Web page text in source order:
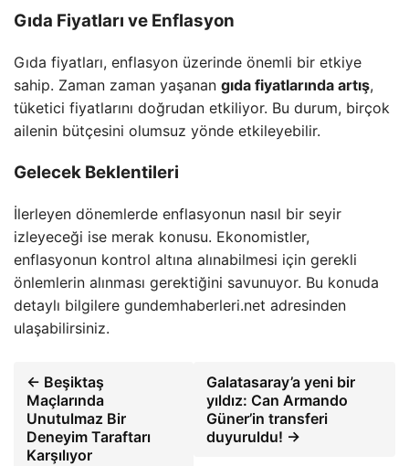
Gıda Fiyatları ve Enflasyon
Gıda fiyatları, enflasyon üzerinde önemli bir etkiye
sahip. Zaman zaman yaşanan gıda fiyatlarında artış,
tüketici fiyatlarını doğrudan etkiliyor. Bu durum, birçok
ailenin bütçesini olumsuz yönde etkileyebilir.
Gelecek Beklentileri
İlerleyen dönemlerde enflasyonun nasıl bir seyir
izleyeceği ise merak konusu. Ekonomistler,
enflasyonun kontrol altına alınabilmesi için gerekli
önlemlerin alınması gerektiğini savunuyor. Bu konuda
detaylı bilgilere gundemhaberleri.net adresinden
ulaşabilirsiniz.
← Beşiktaş
Maçlarında
Unutulmaz Bir
Deneyim Taraftarı
Karşılıyor
Galatasaray’a yeni bir
yıldız: Can Armando
Güner’in transferi
duyuruldu! →